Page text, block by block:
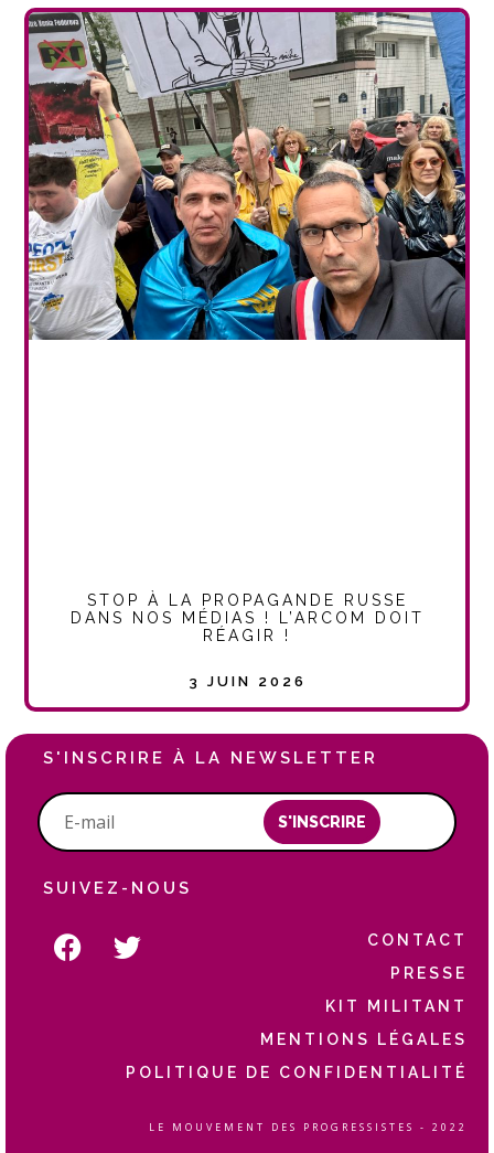
STOP À LA PROPAGANDE RUSSE
DANS NOS MÉDIAS ! L’ARCOM DOIT
RÉAGIR !
3 JUIN 2026
S'INSCRIRE À LA NEWSLETTER
S'INSCRIRE
SUIVEZ-NOUS
CONTACT
PRESSE
KIT MILITANT
MENTIONS LÉGALES
POLITIQUE DE CONFIDENTIALITÉ
LE MOUVEMENT DES PROGRESSISTES - 2022